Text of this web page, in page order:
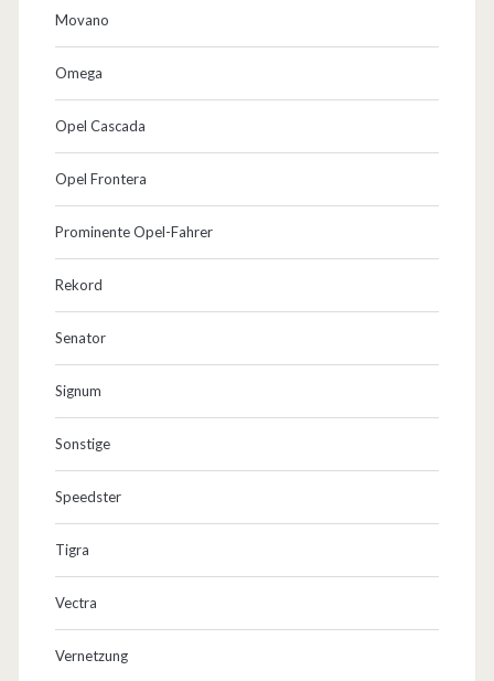
Movano
Omega
Opel Cascada
Opel Frontera
Prominente Opel-Fahrer
Rekord
Senator
Signum
Sonstige
Speedster
Tigra
Vectra
Vernetzung